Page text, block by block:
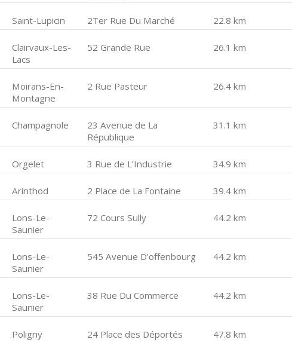
Saint-Lupicin 2Ter Rue Du Marché 22.8 km
Clairvaux-Les-
Lacs
52 Grande Rue 26.1 km
Moirans-En-
Montagne
2 Rue Pasteur 26.4 km
Champagnole
23 Avenue de La
République
31.1 km
Orgelet 3 Rue de L’Industrie 34.9 km
Arinthod 2 Place de La Fontaine 39.4 km
Lons-Le-
Saunier
72 Cours Sully 44.2 km
Lons-Le-
Saunier
545 Avenue D'offenbourg 44.2 km
Lons-Le-
Saunier
38 Rue Du Commerce 44.2 km
Poligny 24 Place des Déportés 47.8 km